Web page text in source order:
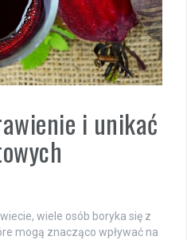
i unikać
wiele osób boryka się z
mogą znacząco wpływać na